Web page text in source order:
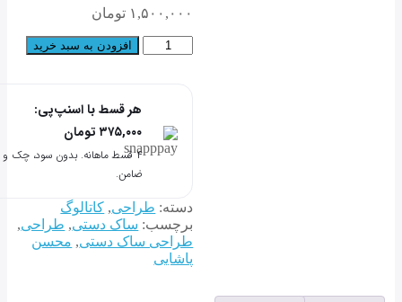
مشتری
۱,۵۰۰,۰۰۰ تومان
افزودن به سبد خرید
هر قسط با اسنپ‌پی:
۳۷۵,۰۰۰تومان
۴ قسط ماهانه. بدون سود، چک و
دسته:طراحی, کاتالوگ
برچسب:ساک دستی,طراحی,
طراحی ساک دستی,محسن
پاشایی